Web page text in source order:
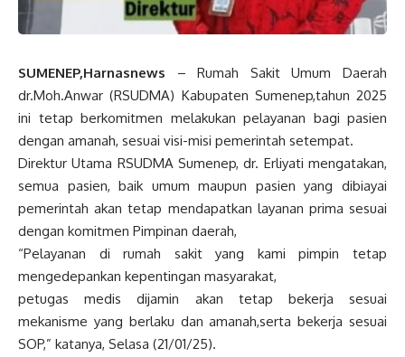
SUMENEP,Harnasnews – Rumah Sakit Umum Daerah
dr.Moh.Anwar (RSUDMA) Kabupaten Sumenep,tahun 2025
ini tetap berkomitmen melakukan pelayanan bagi pasien
dengan amanah, sesuai visi-misi pemerintah setempat.
Direktur Utama RSUDMA Sumenep, dr. Erliyati mengatakan,
semua pasien, baik umum maupun pasien yang dibiayai
pemerintah akan tetap mendapatkan layanan prima sesuai
dengan komitmen Pimpinan daerah,
“Pelayanan di rumah sakit yang kami pimpin tetap
mengedepankan kepentingan masyarakat,
petugas medis dijamin akan tetap bekerja sesuai
mekanisme yang berlaku dan amanah,serta bekerja sesuai
SOP,” katanya, Selasa (21/01/25).